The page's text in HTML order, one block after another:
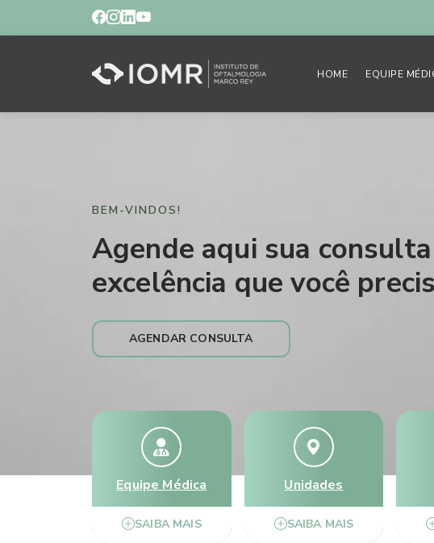
HOME EQUIPE
BEM-VINDOS!
Agende aqui sua
excelência que você
AGENDAR CONSULTA
Equipe Médica
SAIBA MAIS
Unidades
SAIBA MAIS